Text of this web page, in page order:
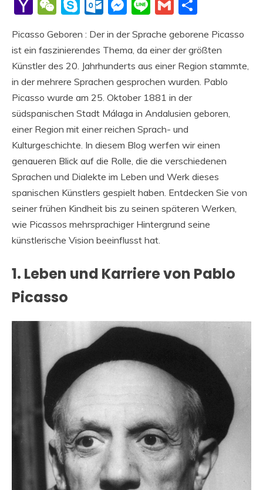
Yahoo
WeChat
SkypeOutlook.com
Messenger
LineGmail
Picasso Geboren : Der in der Sprache geborene Picasso
ist ein faszinierendes Thema, da einer der größten
Künstler des 20. Jahrhunderts aus einer Region stammte,
in der mehrere Sprachen gesprochen wurden. Pablo
Picasso wurde am 25. Oktober 1881 in der
südspanischen Stadt Málaga in Andalusien geboren,
einer Region mit einer reichen Sprach- und
Kulturgeschichte. In diesem Blog werfen wir einen
genaueren Blick auf die Rolle, die die verschiedenen
Sprachen und Dialekte im Leben und Werk dieses
spanischen Künstlers gespielt haben. Entdecken Sie von
seiner frühen Kindheit bis zu seinen späteren Werken,
wie Picassos mehrsprachiger Hintergrund seine
künstlerische Vision beeinflusst hat.
1. Leben und Karriere von Pablo
Picasso